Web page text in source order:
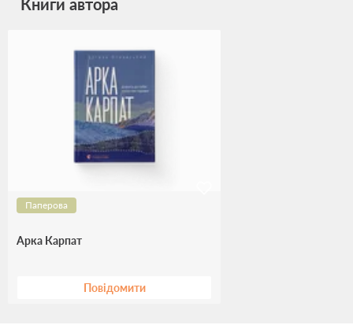
Книги автора
Паперова
Арка Карпат
Повідомити